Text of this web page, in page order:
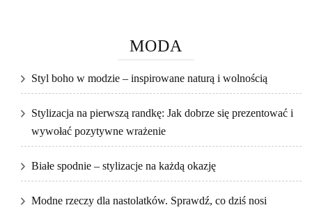
MODA
Styl boho w modzie – inspirowane naturą i wolnością
Stylizacja na pierwszą randkę: Jak dobrze się prezentować i
wywołać pozytywne wrażenie
Białe spodnie – stylizacje na każdą okazję
Modne rzeczy dla nastolatków. Sprawdź, co dziś nosi